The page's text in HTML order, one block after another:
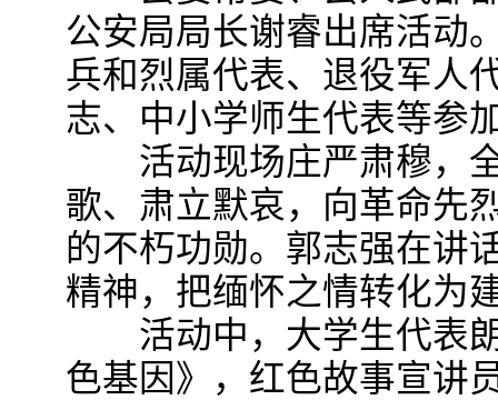
公安局局长谢睿出席活动
兵和烈属代表、退役军人
志、中小学师生代表等参
活动现场庄严肃穆，全
歌、肃立默哀，向革命先
的不朽功勋。郭志强在讲
精神，把缅怀之情转化为
活动中，大学生代表朗
色基因》，红色故事宣讲